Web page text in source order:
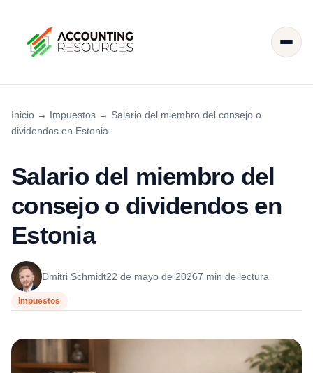
Inicio → Impuestos → Salario del miembro del consejo o
dividendos en Estonia
Salario del miembro del
consejo o dividendos en
Estonia
Dmitri Schmidt22 de mayo de 20267 min de lectura
Impuestos